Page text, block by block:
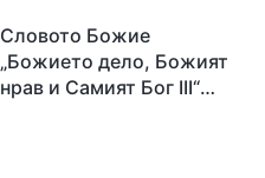
Словото Божие
„Божието дело, Божият
нрав и Самият Бог III“